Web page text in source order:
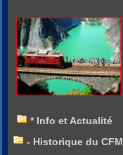
* Info et Actualité
- Historique du CFM